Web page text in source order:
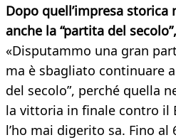
Dopo quell’impresa
anche la “partita del
«Disputammo una gran
ma è sbagliato continuare
del secolo”, perché quella
la vittoria in finale contro il
l’ho mai digerito sa. Fino al